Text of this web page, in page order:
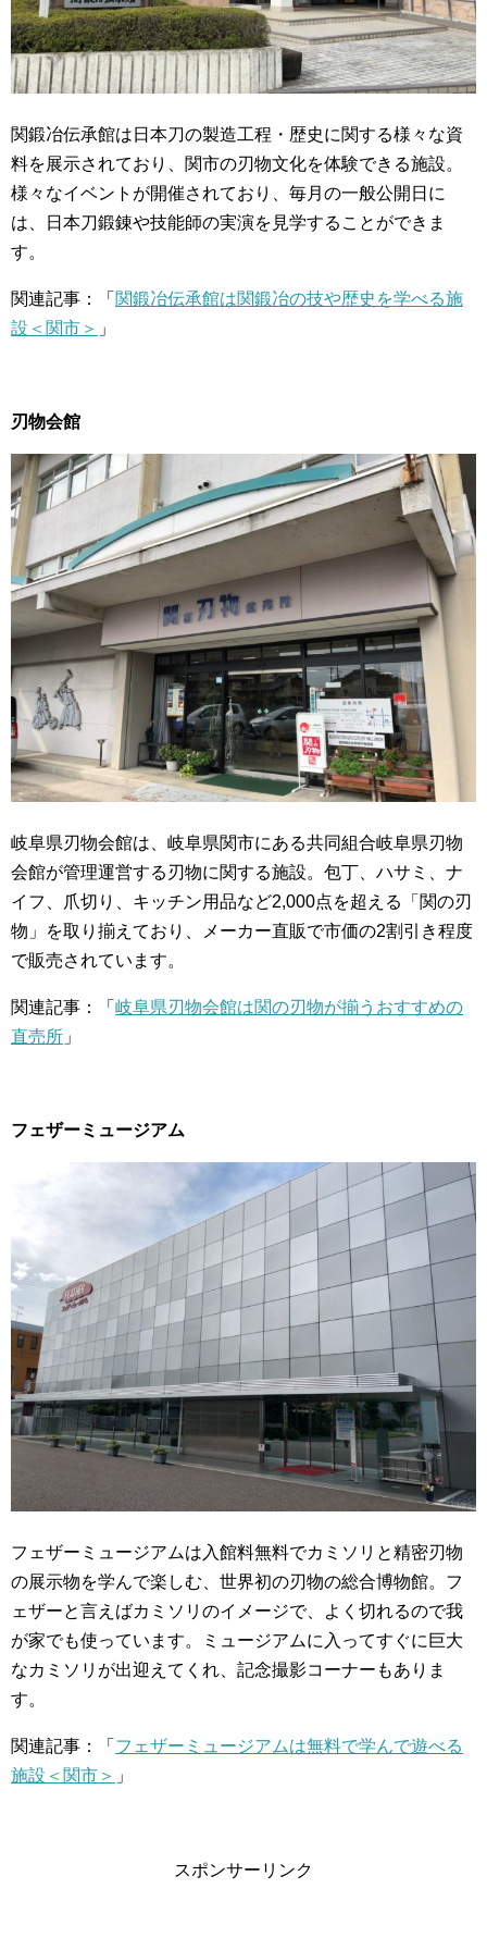
関鍛冶伝承館は日本刀の製造工程・歴史に関する様々な資
料を展示されており、関市の刃物文化を体験できる施設。
様々なイベントが開催されており、毎月の一般公開日に
は、日本刀鍛錬や技能師の実演を見学することができま
す。
関連記事：「 関鍛冶伝承館は関鍛冶の技や歴史を学べる施
設＜関市＞ 」
刃物会館
岐阜県刃物会館は、岐阜県関市にある共同組合岐阜県刃物
会館が管理運営する刃物に関する施設。包丁、ハサミ、ナ
イフ、爪切り、キッチン用品など2,000点を超える「関の刃
物」を取り揃えており、メーカー直販で市価の2割引き程度
で販売されています。
関連記事：「 岐阜県刃物会館は関の刃物が揃うおすすめの
直売所 」
フェザーミュージアム
フェザーミュージアムは入館料無料でカミソリと精密刃物
の展示物を学んで楽しむ、世界初の刃物の総合博物館。フ
ェザーと言えばカミソリのイメージで、よく切れるので我
が家でも使っています。ミュージアムに入ってすぐに巨大
なカミソリが出迎えてくれ、記念撮影コーナーもありま
す。
関連記事：「 フェザーミュージアムは無料で学んで遊べる
施設＜関市＞ 」
スポンサーリンク